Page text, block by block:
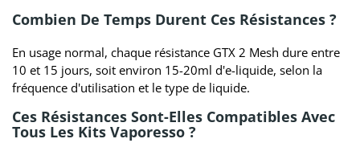
Combien De Temps Durent Ces Résistances ?
En usage normal, chaque résistance GTX 2 Mesh dure entre
10 et 15 jours, soit environ 15-20ml d'e-liquide, selon la
fréquence d'utilisation et le type de liquide.
Ces Résistances Sont-Elles Compatibles Avec
Tous Les Kits Vaporesso ?